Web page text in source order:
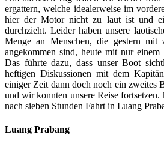
ergattern, welche idealerweise im
hier der Motor nicht zu laut ist und
durchzieht. Leider haben unsere
Menge an Menschen, die gestern
angekommen sind, heute mit nur
Das führte dazu, dass unser Boot
heftigen Diskussionen mit dem
einiger Zeit dann doch noch ein zweites
und wir konnten unsere Reise
nach sieben Stunden Fahrt in Luang
Luang Prabang